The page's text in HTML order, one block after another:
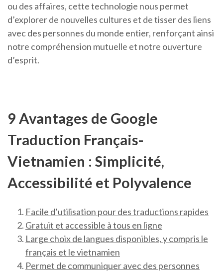
ou des affaires, cette technologie nous permet
d’explorer de nouvelles cultures et de tisser des liens
avec des personnes du monde entier, renforçant ainsi
notre compréhension mutuelle et notre ouverture
d’esprit.
9 Avantages de Google
Traduction Français-
Vietnamien : Simplicité,
Accessibilité et Polyvalence
Facile d’utilisation pour des traductions rapides
Gratuit et accessible à tous en ligne
Large choix de langues disponibles, y compris le
français et le vietnamien
Permet de communiquer avec des personnes